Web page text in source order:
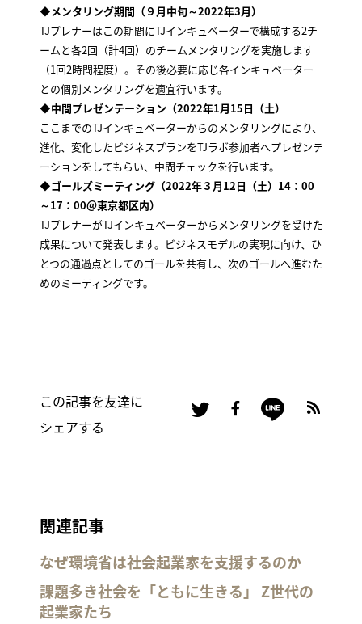
◆メンタリング期間（９月中旬～2022年3月）
TJプレナーはこの期間にTJインキュベーターで構成する2チ
ームと各2回（計4回）のチームメンタリングを実施します
（1回2時間程度）。その後必要に応じ各インキュベーター
との個別メンタリングを適宜行います。
◆中間プレゼンテーション（2022年1月15日（土）
ここまでのTJインキュベーターからのメンタリングにより、
進化、変化したビジネスプランをTJラボ参加者へプレゼンテ
ーションをしてもらい、中間チェックを行います。
◆ゴールズミーティング（2022年３月12日（土）14：00
～17：00＠東京都区内）
TJプレナーがTJインキュベーターからメンタリングを受けた
成果について発表します。ビジネスモデルの実現に向け、ひ
とつの通過点としてのゴールを共有し、次のゴールへ進むた
めのミーティングです。
この記事を友達に
シェアする
関連記事
なぜ環境省は社会起業家を支援するのか
課題多き社会を「ともに生きる」 Z世代の
起業家たち